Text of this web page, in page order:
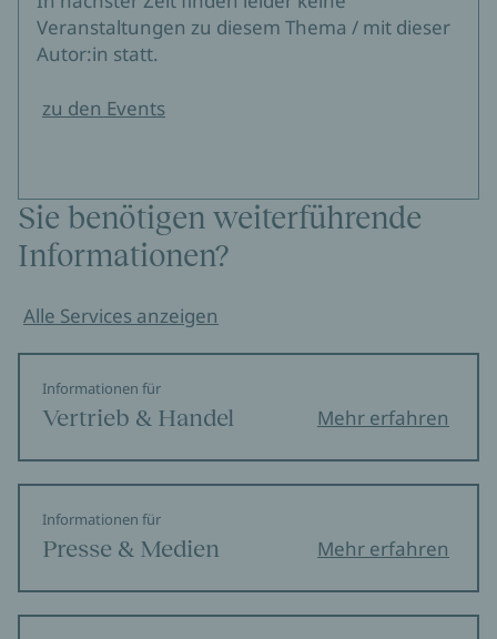
Veranstaltungen zu diesem Thema / mit dieser
Autor:in statt.
zu den Events
Sie benötigen weiterführende
Informationen?
Alle Services anzeigen
Informationen für
Vertrieb & Handel Mehr erfahren
Informationen für
Presse & Medien Mehr erfahren